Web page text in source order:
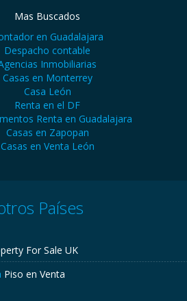
Mas Buscados
en Guadalajara
Despacho contable
Inmobiliarias
Casas en Monterrey
Casa León
Renta en el DF
Renta en Guadalajara
Casas en Zapopan
Casas en Venta León
Países
For Sale UK
Piso en Venta